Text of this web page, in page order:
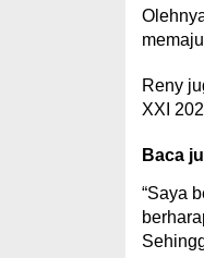
Reny
XXI
Baca
“Saya